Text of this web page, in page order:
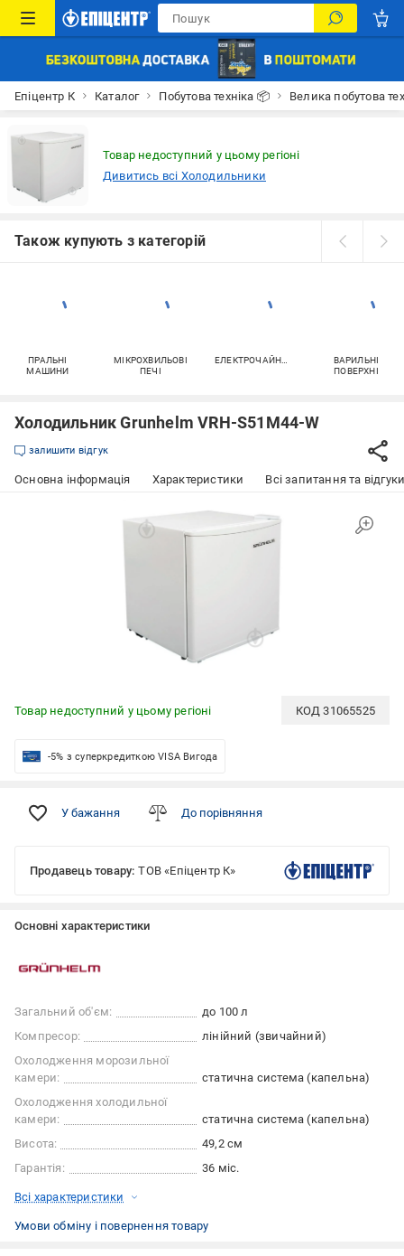
Епіцентр К Каталог Побутова техніка 📦 Велика побутова
Товар недоступний у цьому регіоні
Дивитись всі Холодильники
Також купують з категорій
ПРАЛЬНІ
МАШИНИ
МІКРОХВИЛЬОВІ
ПЕЧІ
ВАРИЛЬНІ
ПОВЕРХНІ
Холодильник Grunhelm VRH-S51M44-W
залишити відгук
Основна інформація Характеристики Всі запитання та
Товар недоступний у цьому регіоні КОД31065525
-5% з суперкредиткою VISA Вигода
У бажання До порівняння
Продавець товару: ТОВ «Епіцентр К»
Основні характеристики
Загальний об'єм:
до 100 л
Компресор:
лінійний (звичайний)
Охолодження морозильної
камери:
cтатична система (капельна)
Охолодження холодильної
камери:
cтатична система (капельна)
Висота:
49,2 см
Гарантія:
36 міс.
Всі характеристики
Умови обміну і повернення товару